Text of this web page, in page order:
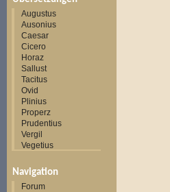
Augustus
Ausonius
Caesar
Cicero
Horaz
Sallust
Tacitus
Ovid
Plinius
Properz
Prudentius
Vergil
Vegetius
Navigation
Forum